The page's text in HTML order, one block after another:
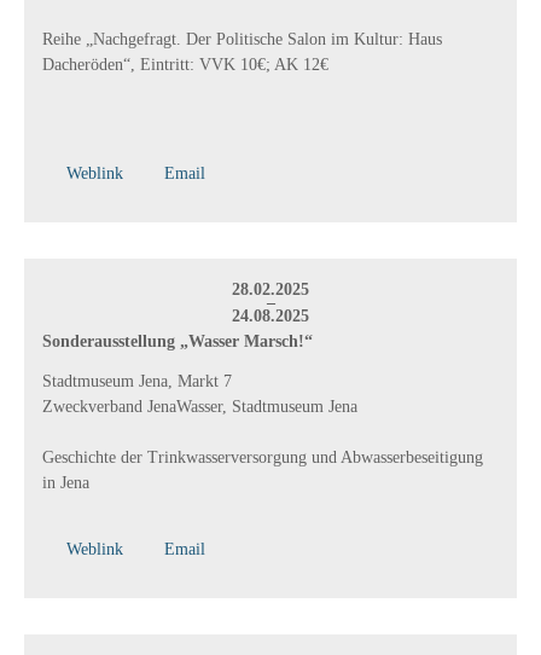
28.02.2025
–
24.08.2025
Sonderausstellung „Wasser Marsch!“
Stadtmuseum Jena, Markt 7
Zweckverband JenaWasser, Stadtmuseum Jena
Geschichte der Trinkwasserversorgung und Abwasserbeseitigung
in Jena
Weblink Email
Reihe „Nachgefragt. Der Politische Salon im Kultur: Haus
Dacheröden“, Eintritt: VVK 10€; AK 12€
Weblink Email